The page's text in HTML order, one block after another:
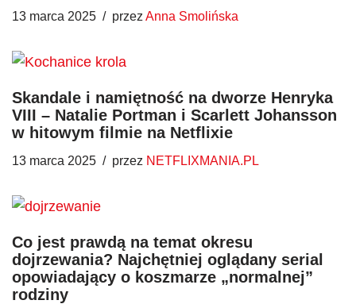
13 marca 2025 przez Anna Smolińska
Skandale i namiętność na dworze Henryka
VIII – Natalie Portman i Scarlett Johansson
w hitowym filmie na Netflixie
13 marca 2025 przez NETFLIXMANIA.PL
Co jest prawdą na temat okresu
dojrzewania? Najchętniej oglądany serial
opowiadający o koszmarze „normalnej”
rodziny